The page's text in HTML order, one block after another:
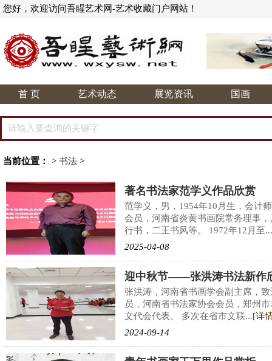
您好，欢迎访问吾睲艺术网-艺术收藏门户网站！
首 页 艺术动态 展览资讯 国画
当前位置： > 书法 >
著名书法家范学义作品欣赏
范学义，男，1954年10月生，会计
会员，河南省炎黄书画院常务理事
行书，二王书风等。 1972年12月至...
2025-04-08
迎中秋节——张洪涛书法新作
张洪涛，河南省书画学会副主席，
员，河南省书法家协会会员，郑州
文代会代表。 多次在省市文联...[详
2024-09-14